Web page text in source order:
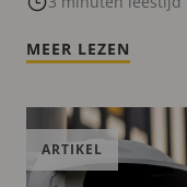
MEER LEZEN
ARTIKEL